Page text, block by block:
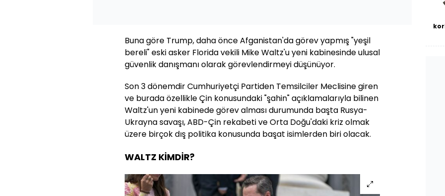
Buna göre Trump, daha önce Afganistan'da görev yapmış "yeşil
bereli" eski asker Florida vekili Mike Waltz'u yeni kabinesinde ulusal
güvenlik danışmanı olarak görevlendirmeyi düşünüyor.
Son 3 dönemdir Cumhuriyetçi Partiden Temsilciler Meclisine giren
ve burada özellikle Çin konusundaki "şahin" açıklamalarıyla bilinen
Waltz'un yeni kabinede görev alması durumunda başta Rusya-
Ukrayna savaşı, ABD-Çin rekabeti ve Orta Doğu'daki kriz olmak
üzere birçok dış politika konusunda başat isimlerden biri olacak.
WALTZ KİMDİR?